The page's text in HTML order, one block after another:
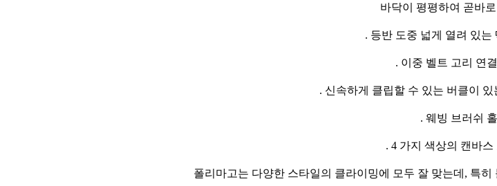
바닥이 평평하여 곧바
. 등반 도중 넓게 열려 있는
. 이중 벨트 고리 연
. 신속하게 클립할 수 있는 버클이 있
. 웨빙 브러쉬
. 4 가지 색상의 캔바스
폴리마고는 다양한 스타일의 클라이밍에 모두 잘 맞는데, 특